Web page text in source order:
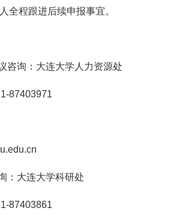
全程跟进后续申报事宜。
咨询：大连大学人力资源处
87403971
：大连大学科研处
87403861